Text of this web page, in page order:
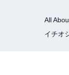
All
イチオ